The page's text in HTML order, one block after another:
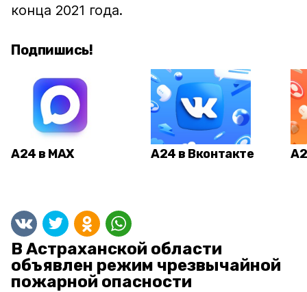
конца 2021 года.
Подпишись!
А24 в MAX А24 в Вконтакте
В Астраханской области
объявлен режим чрезвычайной
пожарной опасности